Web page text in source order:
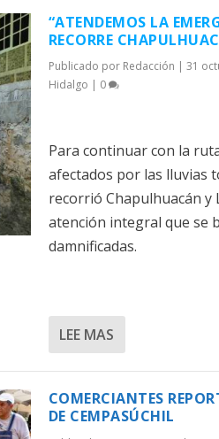
“ATENDEMOS LA
RECORRE
Publicado por Redacción | 31
Hidalgo | 0
Para continuar con la
afectados por las lluvias
recorrió Chapulhuacán y
atención integral que se
damnificadas.
LEE MAS
COMERCIANTES
DE CEMPASÚCHIL